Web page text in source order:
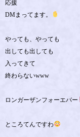
応援
DMまってます。
やっても、やっても
出しても出しても
入ってきて
終わらないwww
ロンガーザンフォーエバー
ところてんですわ